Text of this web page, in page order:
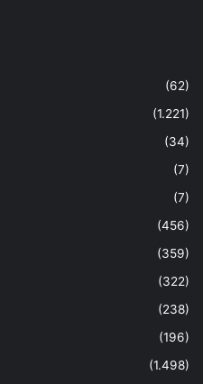
(62)
(1.221)
(34)
(7)
(7)
(456)
(359)
(322)
(238)
(196)
(1.498)